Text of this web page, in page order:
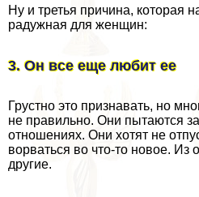
Ну и третья причина, которая
радужная для женщин:
3. Он все еще любит ее
Грустно это признавать, но
не правильно. Они пытаются
отношениях. Они хотят не
ворваться во что-то новое. Из
другие.